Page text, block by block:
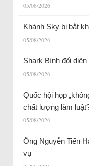
05/08/2026
Khánh Sky bị bắt
05/08/2026
Shark Bình đối
05/08/2026
Quốc hội họp
chất lượng làm
05/08/2026
Ông Nguyễn Tiến
vụ